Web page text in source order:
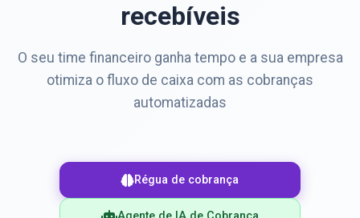
recebíveis
O seu time financeiro ganha tempo e a sua empresa
otimiza o fluxo de caixa com as cobranças
automatizadas
Régua de cobrança